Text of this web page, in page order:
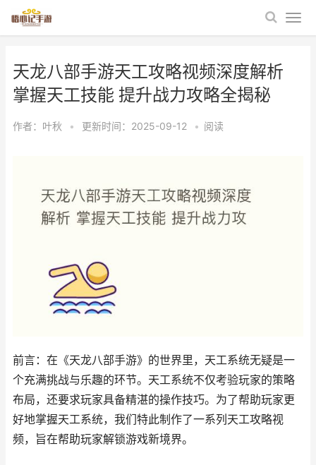
天龙八部手游天工攻略视频深度解析
掌握天工技能 提升战力攻略全揭秘
作者： 叶秋 • 更新时间：2025-09-12 • 阅读
前言：在《天龙八部手游》的世界里，天工系统无疑是一
个充满挑战与乐趣的环节。天工系统不仅考验玩家的策略
布局，还要求玩家具备精湛的操作技巧。为了帮助玩家更
好地掌握天工系统，我们特此制作了一系列天工攻略视
频，旨在帮助玩家解锁游戏新境界。